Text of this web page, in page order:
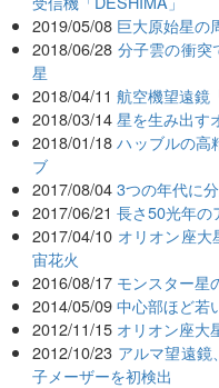
2019/05/08 巨大原始星の
2018/06/28 分子雲の衝突
星
2018/04/11 航空機望遠鏡
2018/03/14 星を生み出す
2018/01/18 ハッブルの高
ブ
2017/08/04 3つの年代に
2017/06/21 長さ50光年の
2017/04/10 オリオン座
宙花火
2016/08/17 モンスター星
2014/05/09 中心部ほど若
2012/11/15 オリオン座大
2012/10/23 アルマ望遠
子メーザーを初検出